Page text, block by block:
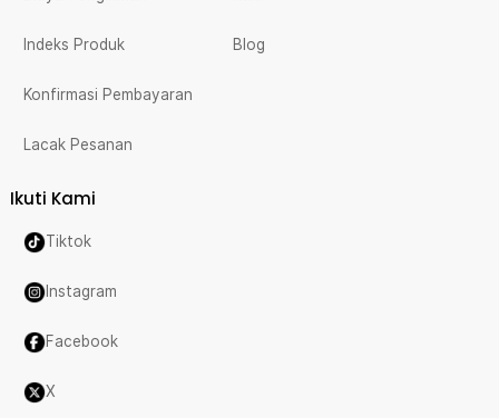
Indeks Produk
Konfirmasi Pembayaran
Lacak Pesanan
Blog
Ikuti Kami
Tiktok
Instagram
Facebook
X